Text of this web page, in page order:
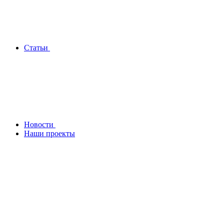
Статьи
Новости
Наши проекты